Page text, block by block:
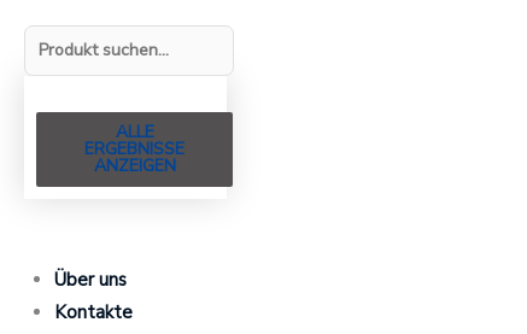
ALLE
ERGEBNISSE
ANZEIGEN
Über uns
Kontakte